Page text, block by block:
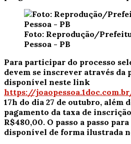
Foto: Reprodução/
Pessoa - PB
Para participar do processo
devem se inscrever através da
disponível neste link
https://
17h do dia 27 de outubro, além
pagamento da taxa de
R$480,00. O passo a passo
disponível de forma ilustrada